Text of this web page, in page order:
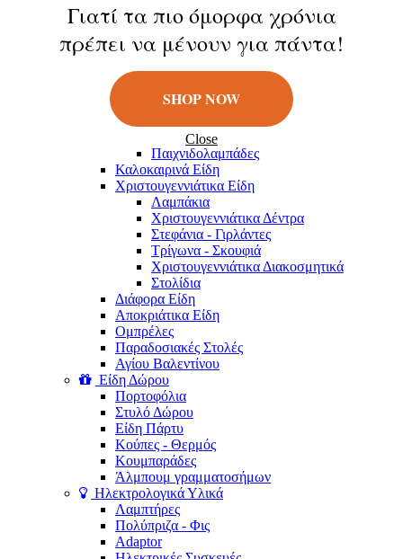
Κούκλες
Φιγούρες
Παιχνίδια Εξωτερικού Χώρου
Μπάλες
Πατίνια
Εποχιακά Είδη
Πασχαλινά Είδη
Λαμπάδες
Παιχνιδολαμπάδες
Καλοκαιρινά Eίδη
Χριστουγεννιάτικα Είδη
Λαμπάκια
Χριστουγεννιάτικα Δέντρα
Στεφάνια - Γιρλάντες
Τρίγωνα - Σκουφιά
Χριστουγεννιάτικα Διακοσμητικά
Στολίδια
Διάφορα Είδη
Αποκριάτικα Είδη
Ομπρέλες
Παραδοσιακές Στολές
Αγίου Βαλεντίνου
Είδη Δώρου
Πορτοφόλια
Στυλό Δώρου
Είδη Πάρτυ
Κούπες - Θερμός
Κουμπαράδες
Άλμπουμ γραμματοσήμων
Ηλεκτρολογικά Υλικά
Λαμπτήρες
Πολύπριζα - Φις
Adaptor
Γιατί τα πιο όμορφα χρόνια
πρέπει να μένουν για πάντα!
SHOP NOW
Close